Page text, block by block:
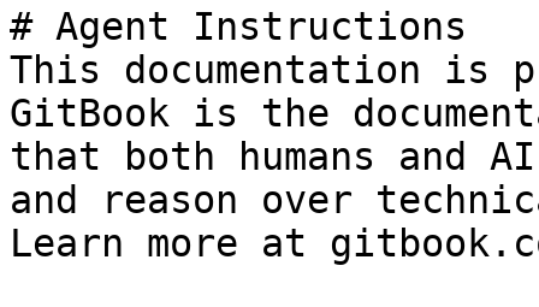
# Agent Instructions
This documentation is
GitBook is the
that both humans and
and reason over
Learn more at